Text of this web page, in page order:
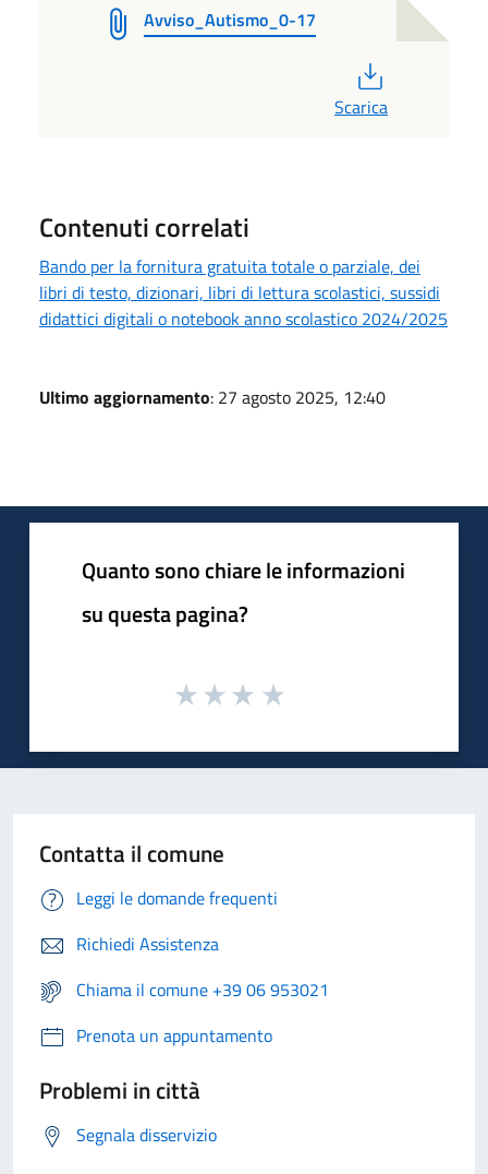
Avviso_Autismo_0-17
Scarica
Contenuti correlati
Bando per la fornitura gratuita totale o parziale, dei
libri di testo, dizionari, libri di lettura scolastici, sussidi
didattici digitali o notebook anno scolastico 2024/2025
Ultimo aggiornamento: 27 agosto 2025, 12:40
Quanto sono chiare le informazioni
su questa pagina?
Contatta il comune
Leggi le domande frequenti
Richiedi Assistenza
Chiama il comune +39 06 953021
Prenota un appuntamento
Problemi in città
Segnala disservizio